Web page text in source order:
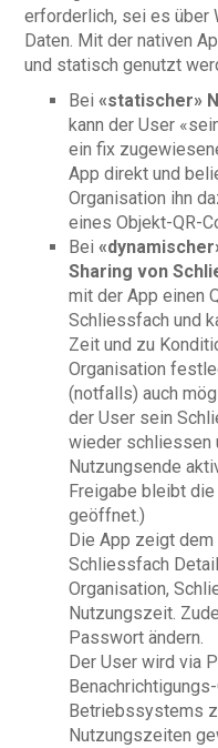
erforderlich, sei es über
Daten. Mit der nativen
und statisch genutzt
Bei«statischer»
kann der User
ein fix
App direkt und
Organisation ihn
eines Objekt-QR-
Bei
Sharing von
mit der App einen
Schliessfach und
Zeit und zu
Organisation
(notfalls) auch
der User sein
wieder schliessen
Nutzungsende
Freigabe bleibt
geöffnet.)
Die App zeigt
Schliessfach
Organisation,
Nutzungszeit.
Passwort ändern.
Der User wird via
Betriebssystems
Nutzungszeiten